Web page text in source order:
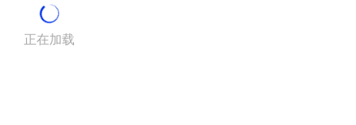
正在加载